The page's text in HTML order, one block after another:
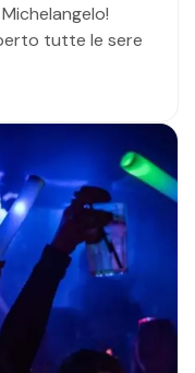
tutte le sere